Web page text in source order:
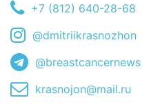
+7 (812) 640-28-68
@dmitriikrasnozhon
@breastcancernews
krasnojon@mail.ru